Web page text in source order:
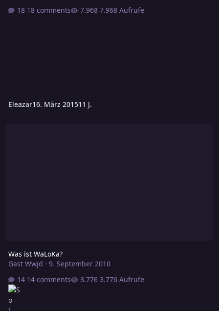
18 comments
7.968 Aufrufe
Eleazar16. März 201511 J.
Was ist WaLoKa?
Gast Wwjd · 9. September 2010
14 comments
3.776 Aufrufe